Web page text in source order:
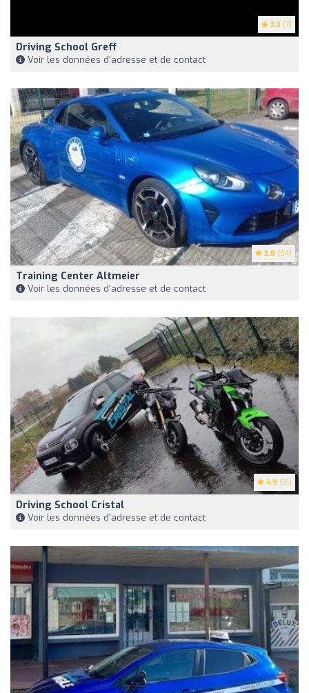
3.3 (7)
Driving School Greff
Voir les données d'adresse et de contact
3.8 (54)
Training Center Altmeier
Voir les données d'adresse et de contact
4.9 (31)
Driving School Cristal
Voir les données d'adresse et de contact